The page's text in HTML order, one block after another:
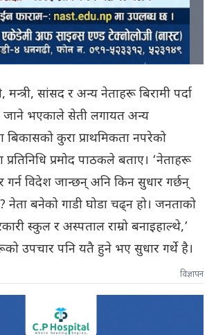
मन्त्री, सांसद र अन्य नेताहरू बिरामी पर्दा
जाने भएकाले सेती लगायत अन्य
बिकासको कुरा प्राथमिकता नपरेको
प्रमोद पाठकले बताए। ‘नेताहरू
गर्न विदेश जान्छन् अनि किन सुधार गर्छन्
नेता बनेको गाडी घोडा चढ्न हो। जनताको
स्कुल र अस्पताल राम्रो बनाइहाल्थे,’
उपचार पनि यतै हुने भए सुधार गर्थे है।
विज्ञापन